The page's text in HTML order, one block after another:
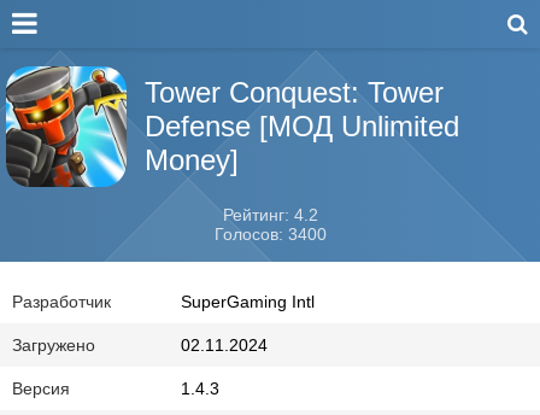
Tower Conquest: Tower
Defense [МОД Unlimited
Money]
Рейтинг: 4.2
Голосов: 3400
Разработчик SuperGaming Intl
Загружено 02.11.2024
Версия 1.4.3